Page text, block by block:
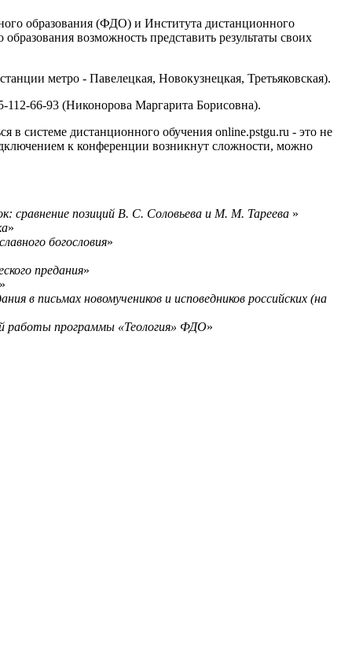
образования (ФДО) и Института дистанционного
возможность представить результаты своих
метро - Павелецкая, Новокузнецкая, Третьяковская).
112-66-93 (Никонорова Маргарита Борисовна).
в системе дистанционного обучения online.pstgu.ru - это не
к конференции возникнут сложности, можно
сравнение позиций В. С. Соловьева и М. М. Тареева »
»
богословия»
предания»
»
в письмах новомучеников и исповедников российских (на
работы программы «Теология» ФДО»